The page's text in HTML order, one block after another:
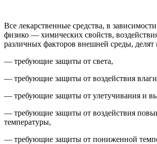
Все лекарственные средства, в
физико — химических свойств,
различных факторов внешней среды, делят
— требующие защиты от света,
— требующие защиты от воздействия
— требующие защиты от улетучивания и
— требующие защиты от воздействия
температуры,
— требующие защиты от пониженной